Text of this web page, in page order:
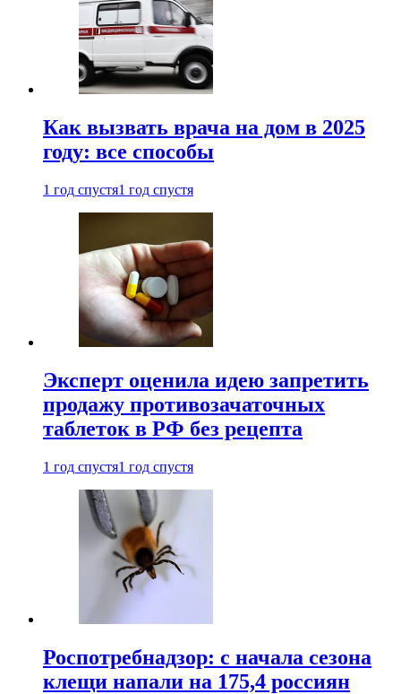
Как вызвать врача на дом в 2025
году: все способы
1 год спустя1 год спустя
Эксперт оценила идею запретить
продажу противозачаточных
таблеток в РФ без рецепта
1 год спустя1 год спустя
Роспотребнадзор: с начала сезона
клещи напали на 175,4 россиян